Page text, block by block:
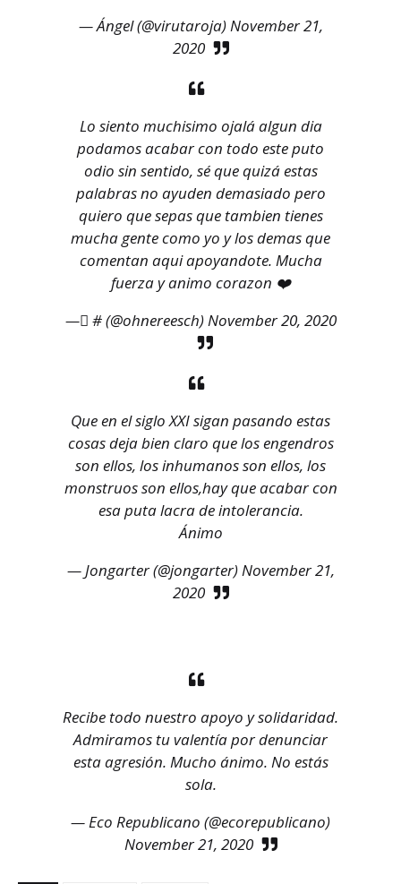
— Ángel (@virutaroja)November 21,
2020
Lo siento muchisimo ojalá algun dia
podamos acabar con todo este puto
odio sin sentido, sé que quizá estas
palabras no ayuden demasiado pero
quiero que sepas que tambien tienes
mucha gente como yo y los demas que
comentan aqui apoyandote. Mucha
fuerza y animo corazon ❤️
— ً# (@ohnereesch)November 20, 2020
Que en el siglo XXI sigan pasando estas
cosas deja bien claro que los engendros
son ellos, los inhumanos son ellos, los
monstruos son ellos,hay que acabar con
esa puta lacra de intolerancia.
Ánimo
— Jongarter (@jongarter)November 21,
2020
Recibe todo nuestro apoyo y solidaridad.
Admiramos tu valentía por denunciar
esta agresión. Mucho ánimo. No estás
sola.
— Eco Republicano (@ecorepublicano)
November 21, 2020